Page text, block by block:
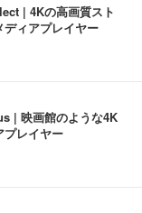
| 4Kの高画質スト
ディアプレイヤー
| 映画館のような4K
プレイヤー